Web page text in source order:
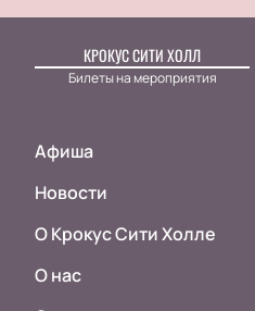
КРОКУС СИТИ ХОЛЛ
Билеты на мероприятия
Афиша
Новости
О Крокус Сити Холле
О нас